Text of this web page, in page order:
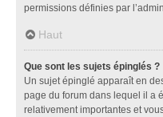
permissions définies par
Haut
Que sont les sujets épinglés ?
Un sujet épinglé apparaît en
page du forum dans lequel il a
relativement importantes et